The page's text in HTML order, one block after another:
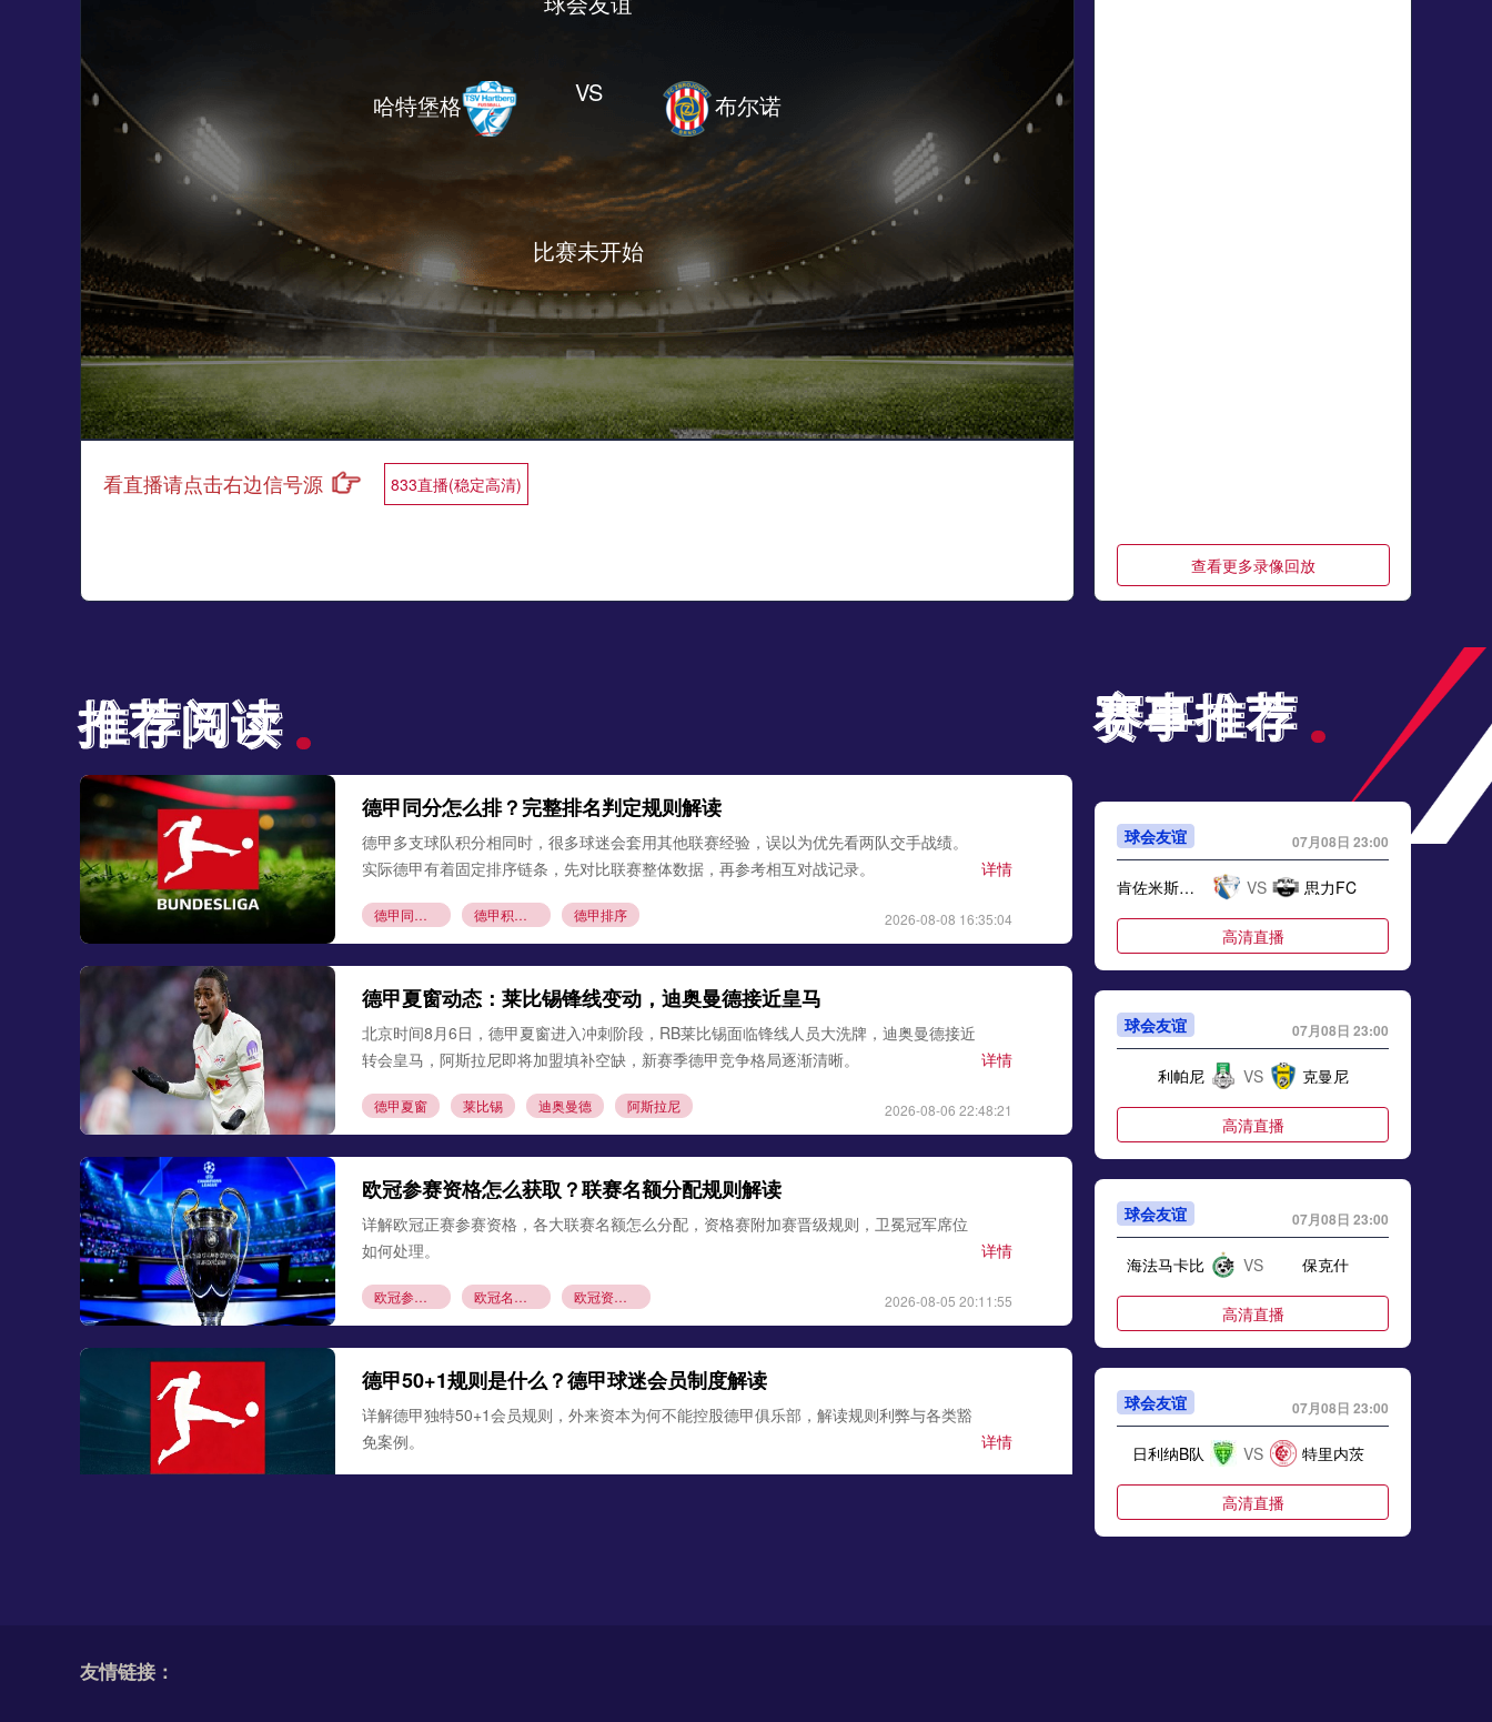
哈特堡格 VS
比赛未开始
布尔诺
看直播请点击右边信号源 833直播(稳定高清)
查看更多录像回放
推荐阅读
推荐阅读
德甲同分怎么排？完整排名判定规则解读
德甲多支球队积分相同时，很多球迷会套用其他联赛经验，误以为优先看两队交手战绩。
实际德甲有着固定排序链条，先对比联赛整体数据，再参考相互对战记录。
详情
德甲同分排名 德甲积分榜规则
德甲排序
2026-08-08 16:35:04
德甲夏窗动态：莱比锡锋线变动，迪奥曼德接近皇马
北京时间8月6日，德甲夏窗进入冲刺阶段，RB莱比锡面临锋线人员大洗牌，迪奥曼德接近
转会皇马，阿斯拉尼即将加盟填补空缺，新赛季德甲竞争格局逐渐清晰。
详情
德甲夏窗 莱比锡 迪奥曼德 阿斯拉尼 2026-08-06 22:48:21
欧冠参赛资格怎么获取？联赛名额分配规则解读
详解欧冠正赛参赛资格，各大联赛名额怎么分配，资格赛附加赛晋级规则，卫冕冠军席位
如何处理。
详情
欧冠参赛资格 欧冠名额分配 欧冠资格赛规则 2026-08-05 20:11:55
德甲50+1规则是什么？德甲球迷会员制度解读
详解德甲独特50+1会员规则，外来资本为何不能控股德甲俱乐部，解读规则利弊与各类豁
免案例。
详情
赛事推荐
赛事推荐
球会友谊 07月08日 23:00
肯佐米斯莱尼 VS 思力FC
高清直播
球会友谊 07月08日 23:00
利帕尼 VS 克曼尼
高清直播
球会友谊 07月08日 23:00
海法马卡比 VS 保克什
高清直播
球会友谊 07月08日 23:00
日利纳B队 VS 特里内茨
高清直播
友情链接：